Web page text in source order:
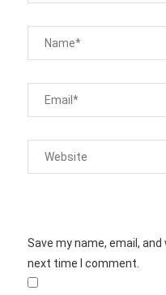
Save my name, email,
next time I comment.